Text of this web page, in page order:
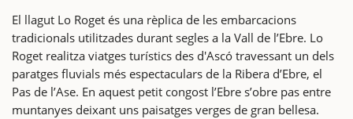
El llagut Lo Roget és una rèplica de les embarcacions
tradicionals utilitzades durant segles a la Vall de l’Ebre. Lo
Roget realitza viatges turístics des d'Ascó travessant un dels
paratges fluvials més espectaculars de la Ribera d’Ebre, el
Pas de l’Ase. En aquest petit congost l’Ebre s’obre pas entre
muntanyes deixant uns paisatges verges de gran bellesa.